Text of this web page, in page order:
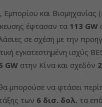
και Βιομηχανίας
έφτασαν τα 113 GW
σε σχέση με την
εγκατεστημένη ισχύς
GW στην Κίνα και σχεδόν
μπορούσε να φτάσει
των 6 δισ. δολ. τα